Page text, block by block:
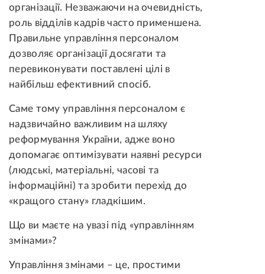
організації. Незважаючи на очевидність,
роль відділів кадрів часто применшена.
Правильне управління персоналом
дозволяє організації досягати та
перевиконувати поставлені цілі в
найбільш ефективний спосіб.
Саме тому управління персоналом є
надзвичайно важливим на шляху
реформування України, адже воно
допомагає оптимізувати наявні ресурси
(людські, матеріальні, часові та
інформаційні) та зробити перехід до
«кращого стану» гладкішим.
Що ви маєте на увазі під «управлінням
змінами»?
Управління змінами – це, простими